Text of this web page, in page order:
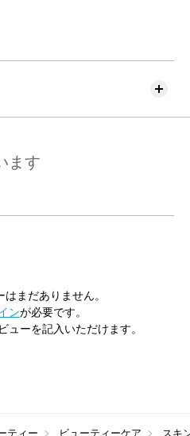
ます
まだありません。
ンが必要です。
ューを記入いただけます。
ティー ビューティーケア スキ